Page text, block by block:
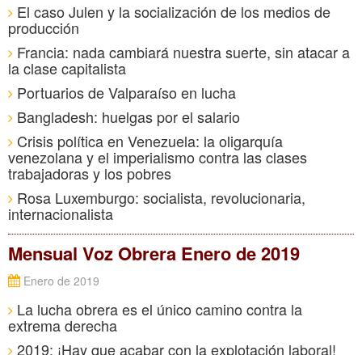
El caso Julen y la socialización de los medios de
producción
Francia: nada cambiará nuestra suerte, sin atacar a
la clase capitalista
Portuarios de Valparaíso en lucha
Bangladesh: huelgas por el salario
Crisis política en Venezuela: la oligarquía
venezolana y el imperialismo contra las clases
trabajadoras y los pobres
Rosa Luxemburgo: socialista, revolucionaria,
internacionalista
Mensual Voz Obrera Enero de 2019
Enero de 2019
La lucha obrera es el único camino contra la
extrema derecha
2019: ¡Hay que acabar con la explotación laboral!